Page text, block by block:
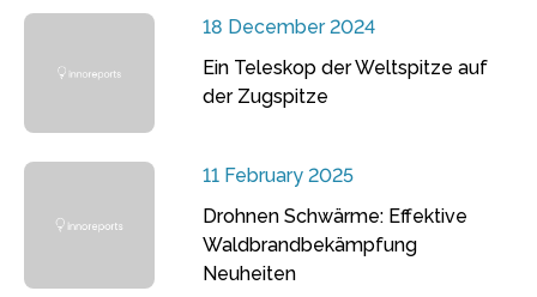
18 December 2024
Ein Teleskop der Weltspitze auf
der Zugspitze
11 February 2025
Drohnen Schwärme: Effektive
Waldbrandbekämpfung
Neuheiten